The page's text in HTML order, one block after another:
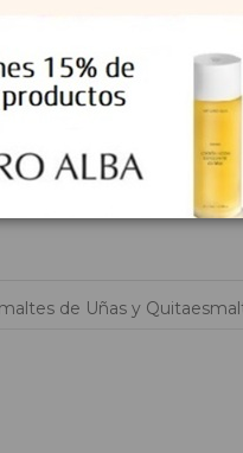
de una capa a lo
pero esta vez
las imperfecciones de
lado de la uña. Para
de Uñas y